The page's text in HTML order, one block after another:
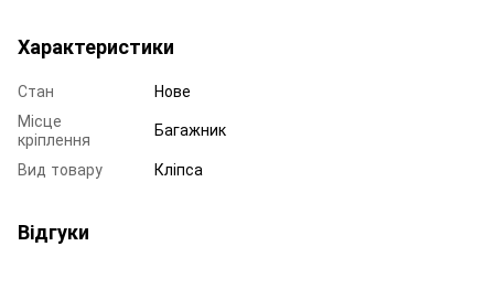
Характеристики
Стан
Нове
Місце
кріплення
Багажник
Вид товару
Кліпса
Відгуки